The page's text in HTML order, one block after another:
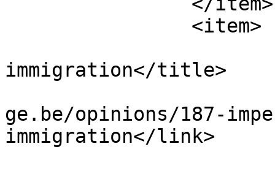
immigration</title>
ge.be/opinions/187-
immigration</link>